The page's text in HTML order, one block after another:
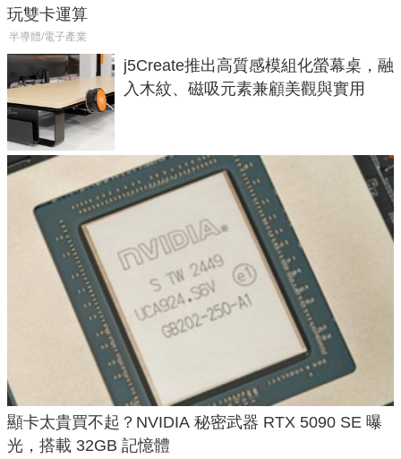
玩雙卡運算
半導體/電子產業
j5Create推出高質感模組化螢幕桌，融
入木紋、磁吸元素兼顧美觀與實用
顯卡太貴買不起？NVIDIA 秘密武器 RTX 5090 SE 曝
光，搭載 32GB 記憶體